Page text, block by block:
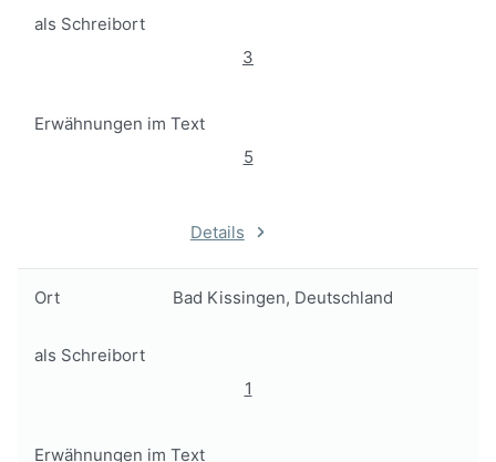
als Schreibort
3
Erwähnungen im Text
5
Details
Ort Bad Kissingen, Deutschland
als Schreibort
1
Erwähnungen im Text